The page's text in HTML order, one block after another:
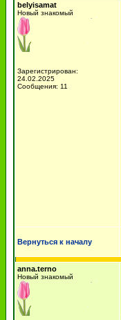
belyisamat
Новый знакомый
Зарегистрирован:
24.02.2025
Сообщения: 11
Вернуться к началу
anna.terno
Новый знакомый